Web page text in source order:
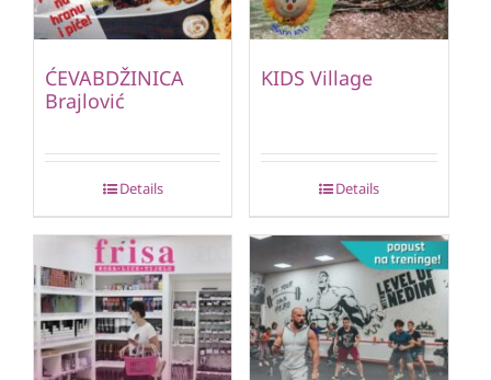
ĆEVABDŽINICA
Brajlović
Details
KIDS Village
Details